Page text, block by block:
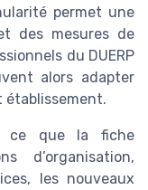
permet une
des mesures de
du DUERP
alors adapter
établissement.
ce que la fiche
d’organisation,
les nouveaux